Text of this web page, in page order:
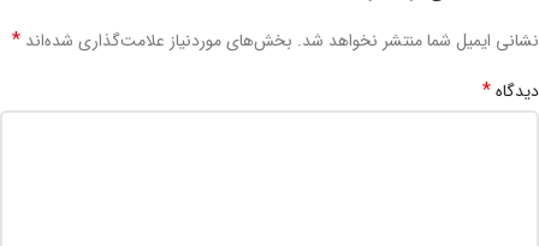
نشانی ایمیل شما منتشر نخواهد شد. بخش‌های موردنیاز علامت‌گذاری شده‌اند *
دیدگاه*